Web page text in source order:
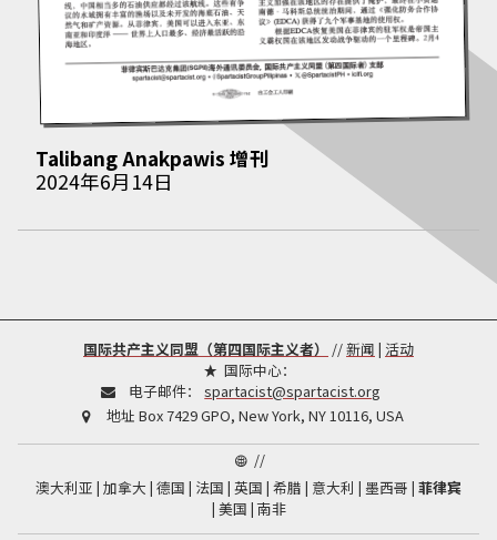
Talibang Anakpawis 增刊
2024年6月14日
国际共产主义同盟（第四国际主义者） //新闻 | 活动
国际中心：
电子邮件：
spartacist@spartacist.org
地址 Box 7429 GPO, New York, NY 10116, USA
//
澳大利亚 加拿大 德国 法国 英国 希腊 意大利 墨西哥 菲律宾
美国 南非